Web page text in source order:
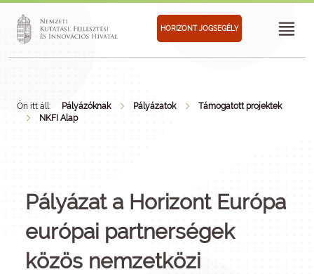
HORIZONT JOGSEGÉLY
Ön itt áll: Pályázóknak Pályázatok
Támogatott projektek
NKFI Alap
Pályázat a Horizont Európa
európai partnerségek
közös nemzetközi